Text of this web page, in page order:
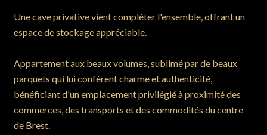
Une cave privative vient compléter l'ensemble, offrant un
espace de stockage appréciable.
Appartement aux beaux volumes, sublimé par de beaux
parquets qui lui confèrent charme et authenticité,
bénéficiant d'un emplacement privilégié à proximité des
commerces, des transports et des commodités du centre
de Brest.